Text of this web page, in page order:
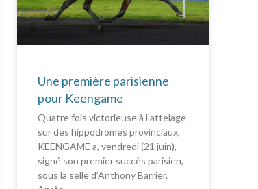
Une première parisienne
pour Keengame
Quatre fois victorieuse à l’attelage
sur des hippodromes provinciaux,
KEENGAME a, vendredi (21 juin),
signé son premier succès parisien,
sous la selle d’Anthony Barrier.